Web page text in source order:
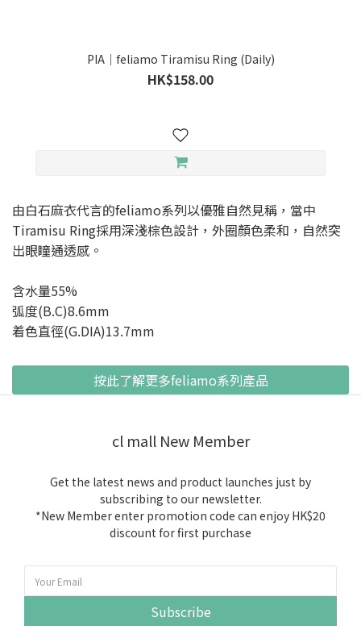
PIA｜feliamo Tiramisu Ring (Daily)
HK$158.00
由白石麻衣代言的feliamo系列以優雅自然見稱，當中
Tiramisu Ring採用深淺棕色設計，外圈顏色柔和，自然突
出眼瞳通透感。
含水量55%
弧度(B.C)8.6mm
着色直徑(G.DIA)13.7mm
按此了解更多feliamo系列產品
cl mall New Member
Get the latest news and product launches just by
subscribing to our newsletter.
*New Member enter promotion code can enjoy HK$20
discount for first purchase
Subscribe